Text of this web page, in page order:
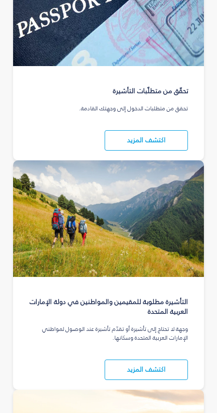
تحقّق من متطلّبات التأشيرة
تحقق من متطلبات الدخول إلى وجهتك القادمة.
اكتشف المزيد
التأشيرة مطلوبة للمقيمين والمواطنين في دولة الإمارات
العربية المتحدة
وجهة لا تحتاج إلى تأشيرة أو تقدّم تأشيرة عند الوصول لمواطني
الإمارات العربية المتحدة وسكانها.
اكتشف المزيد